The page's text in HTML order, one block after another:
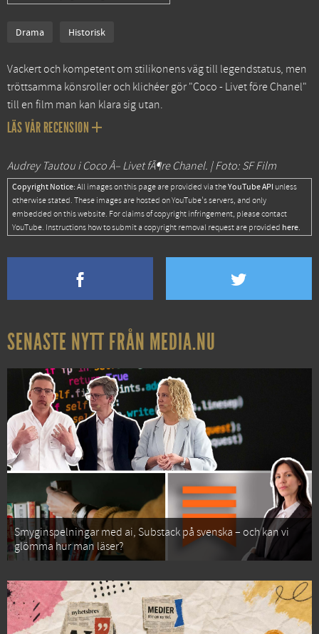
Drama Historisk
Vackert och kompetent om stilikonens väg till legendstatus, men
tröttsamma könsroller och klichéer gör "Coco - Livet före Chanel"
till en film man kan klara sig utan.
LÄS VÅR RECENSION
Audrey Tautou i Coco Â– Livet fÃ¶re Chanel. | Foto: SF Film
Copyright Notice: All images on this page are provided via theYouTube API unless
otherwise stated. These images are hosted on YouTube's servers, and only
embedded on this website. For claims of copyright infringement, please contact
YouTube. Instructions how to submit a copyright removal request are provided here.
SENASTE NYTT FRÅN MEDIA.NU
Smyginspelningar med ai, Substack på svenska – och kan vi
glömma hur man läser?